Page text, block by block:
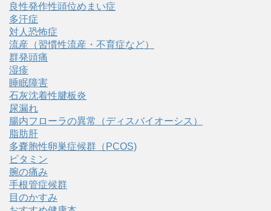
良性発作性頭位めまい症
多汗症
対人恐怖症
流産（習慣性流産・不育症など）
群発頭痛
湿疹
睡眠障害
石灰沈着性腱板炎
尿漏れ
腸内フローラの異常（ディスバイオーシス）
脂肪肝
多嚢胞性卵巣症候群（PCOS)
ビタミン
腕の痛み
手根管症候群
目のかすみ